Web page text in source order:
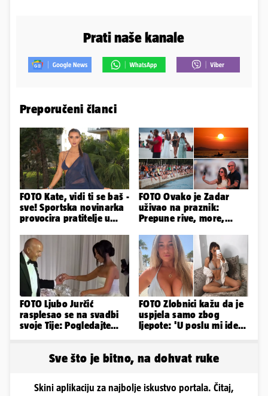
Prati naše kanale
Preporučeni članci
FOTO Kate, vidi ti se baš -
sve! Sportska novinarka
provocira pratitelje u
FOTO Ovako je Zadar
uživao na praznik:
Prepune rive, more,
sunca
FOTO Ljubo Jurčić
rasplesao se na svadbi
svoje Tije: Pogledajte
FOTO Zlobnici kažu da je
uspjela samo zbog
ljepote: 'U poslu mi ide
Sve što je bitno, na dohvat ruke
Skini aplikaciju za najbolje iskustvo portala. Čitaj,